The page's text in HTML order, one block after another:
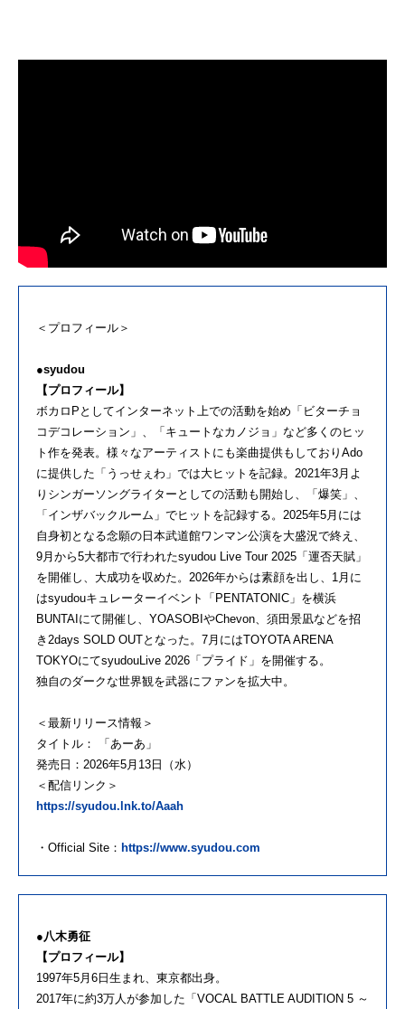
＜プロフィール＞
●syudou
【プロフィール】
ボカロPとしてインターネット上での活動を始め「ビターチョ
コデコレーション」、「キュートなカノジョ」など多くのヒッ
ト作を発表。様々なアーティストにも楽曲提供もしておりAdo
に提供した「うっせぇわ」では大ヒットを記録。2021年3月よ
りシンガーソングライターとしての活動も開始し、「爆笑」、
「インザバックルーム」でヒットを記録する。2025年5月には
自身初となる念願の日本武道館ワンマン公演を大盛況で終え、
9月から5大都市で行われたsyudou Live Tour 2025「運否天賦」
を開催し、大成功を収めた。2026年からは素顔を出し、1月に
はsyudouキュレーターイベント「PENTATONIC」を横浜
BUNTAIにて開催し、YOASOBIやChevon、須田景凪などを招
き2days SOLD OUTとなった。7月にはTOYOTA ARENA
TOKYOにてsyudouLive 2026「プライド」を開催する。
独自のダークな世界観を武器にファンを拡大中。
＜最新リリース情報＞
タイトル： 「あーあ」
発売日：2026年5月13日（水）
＜配信リンク＞
https://syudou.lnk.to/Aaah
・Official Site： https://www.syudou.com
●八木勇征
【プロフィール】
1997年5月6日生まれ、東京都出身。
2017年に約3万人が参加した「VOCAL BATTLE AUDITION 5 ～